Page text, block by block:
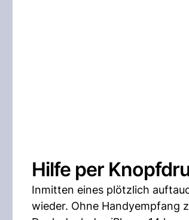
Hilfe per
Inmitten eines plötzlich
wieder. Ohne Handyempfang